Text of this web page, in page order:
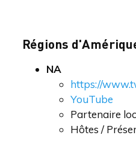
Régions
NA
https://
YouTube
Partenaire
Hôtes /